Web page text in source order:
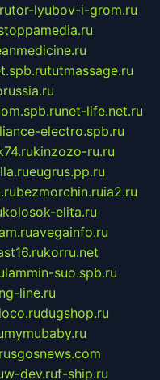
tor-lyubov-i-grom.ru
tutmassage.ru
net-life.net.ru
electro.spb.ru
kinzozo-ru.ru
eugrus.pp.ru
bezmorchin.ruia2.ru
kolosok-elita.ru
avegainfo.ru
korru.net
lammin-suo.spb.ru
line.ru
dugshop.ru
mymubaby.ru
rusgosnews.com
w-dev.ruf-ship.ru